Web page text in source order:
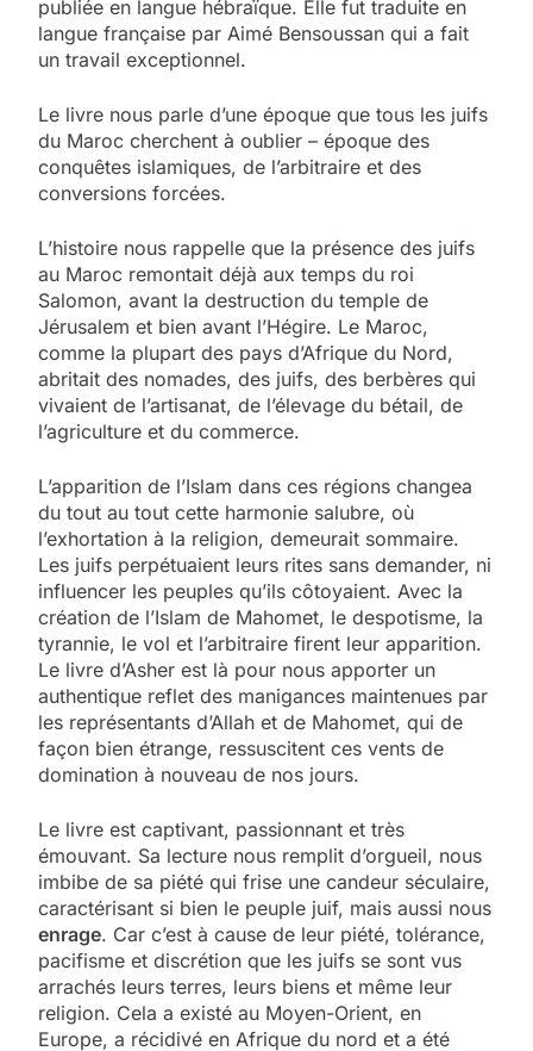
publiée en langue hébraïque. Elle fut traduite en
langue française par Aimé Bensoussan qui a fait
un travail exceptionnel.
Le livre nous parle d’une époque que tous les juifs
du Maroc cherchent à oublier – époque des
conquêtes islamiques, de l’arbitraire et des
conversions forcées.
L’histoire nous rappelle que la présence des juifs
au Maroc remontait déjà aux temps du roi
Salomon, avant la destruction du temple de
Jérusalem et bien avant l’Hégire. Le Maroc,
comme la plupart des pays d’Afrique du Nord,
abritait des nomades, des juifs, des berbères qui
vivaient de l’artisanat, de l’élevage du bétail, de
l’agriculture et du commerce.
L’apparition de l’Islam dans ces régions changea
du tout au tout cette harmonie salubre, où
l’exhortation à la religion, demeurait sommaire.
Les juifs perpétuaient leurs rites sans demander, ni
influencer les peuples qu’ils côtoyaient. Avec la
création de l’Islam de Mahomet, le despotisme, la
tyrannie, le vol et l’arbitraire firent leur apparition.
Le livre d’Asher est là pour nous apporter un
authentique reflet des manigances maintenues par
les représentants d’Allah et de Mahomet, qui de
façon bien étrange, ressuscitent ces vents de
domination à nouveau de nos jours.
Le livre est captivant, passionnant et très
émouvant. Sa lecture nous remplit d’orgueil, nous
imbibe de sa piété qui frise une candeur séculaire,
caractérisant si bien le peuple juif, mais aussi nous
enrage. Car c’est à cause de leur piété, tolérance,
pacifisme et discrétion que les juifs se sont vus
arrachés leurs terres, leurs biens et même leur
religion. Cela a existé au Moyen-Orient, en
Europe, a récidivé en Afrique du nord et a été